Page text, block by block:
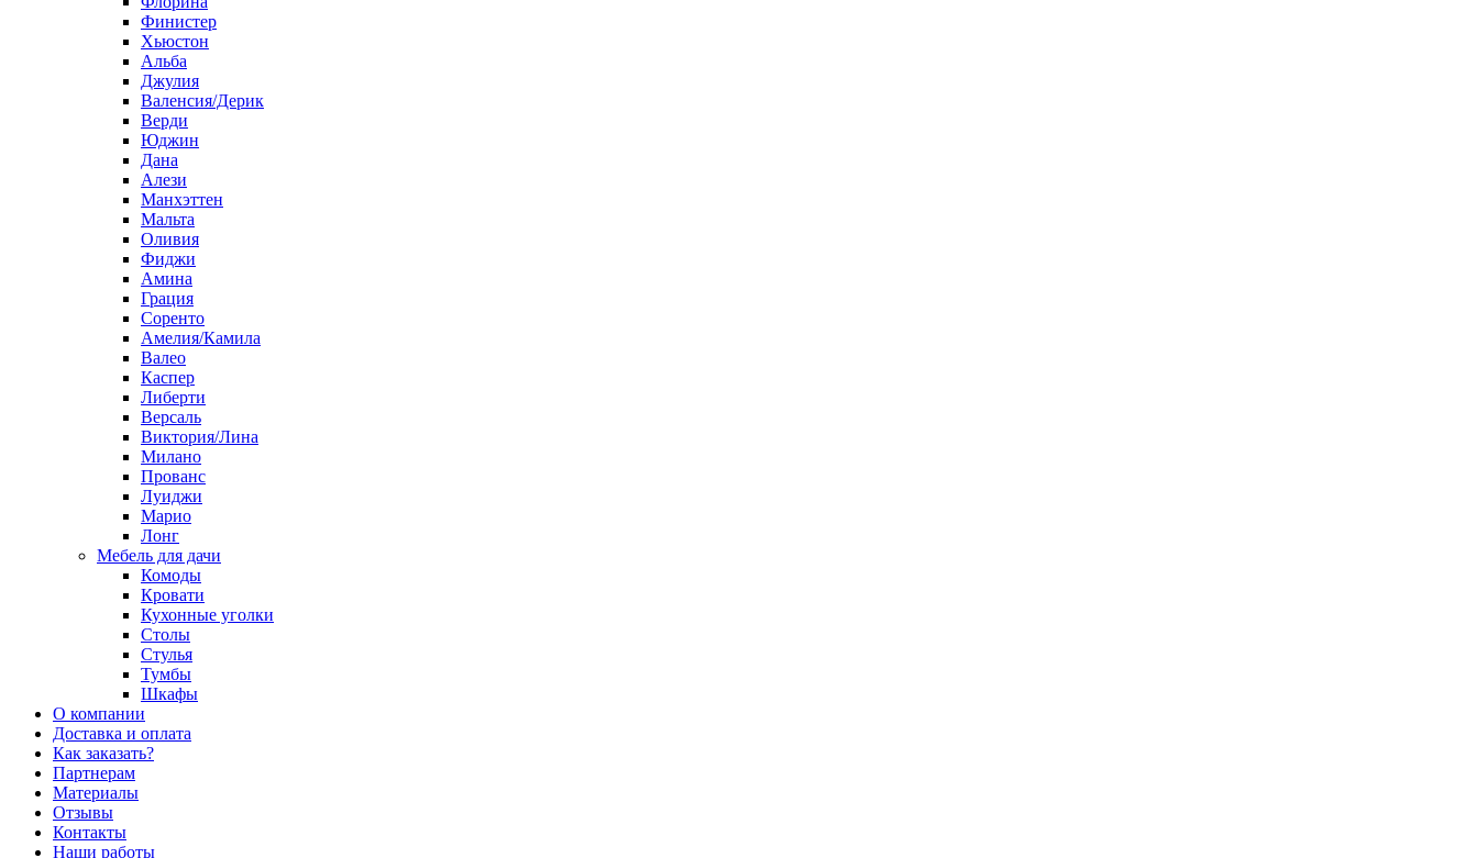
Финистер
Хьюстон
Альба
Джулия
Валенсия/Дерик
Верди
Юджин
Дана
Алези
Манхэттен
Мальта
Оливия
Фиджи
Амина
Грация
Соренто
Амелия/Камила
Валео
Каспер
Либерти
Версаль
Виктория/Лина
Милано
Прованс
Луиджи
Марио
Лонг
Мебель для дачи
Комоды
Кровати
Кухонные уголки
Столы
Стулья
Тумбы
Шкафы
О компании
Доставка и оплата
Как заказать?
Партнерам
Материалы
Отзывы
Контакты
Наши работы